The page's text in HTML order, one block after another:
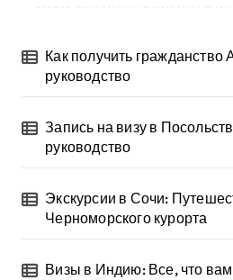
Как получить
руководство
Запись на визу в
руководство
Экскурсии в Сочи:
Черноморского курорта
Визы в Индию: Все, что